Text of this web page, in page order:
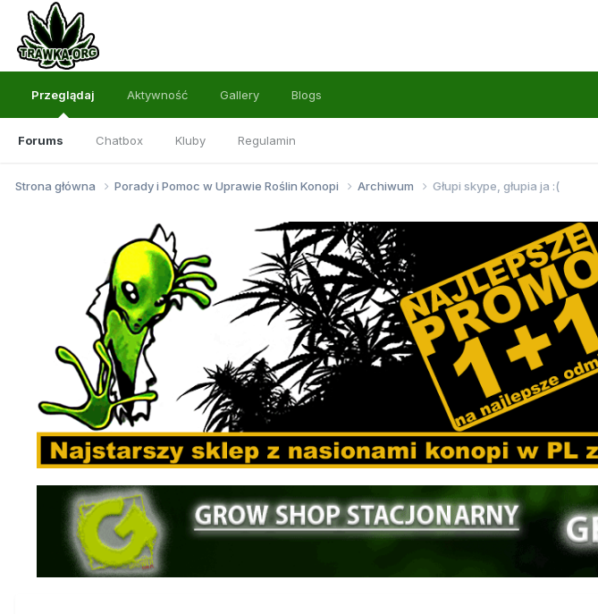
Przeglądaj
Forums Chatbox Kluby Regulamin
Aktywność Gallery Blogs
Strona główna Porady i Pomoc w Uprawie Roślin Konopi Archiwum Głupi skype, głupia ja :(